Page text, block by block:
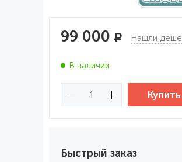
99 000 Р Нашли
В наличии
Быстрый заказ